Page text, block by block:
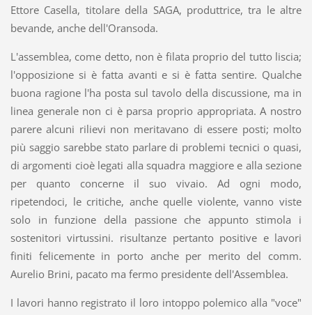
Ettore Casella, titolare della SAGA, produttrice, tra le altre
bevande, anche dell'Oransoda.
L'assemblea, come detto, non è filata proprio del tutto liscia;
l'opposizione si è fatta avanti e si è fatta sentire. Qualche
buona ragione l'ha posta sul tavolo della discussione, ma in
linea generale non ci è parsa proprio appropriata. A nostro
parere alcuni rilievi non meritavano di essere posti; molto
più saggio sarebbe stato parlare di problemi tecnici o quasi,
di argomenti cioè legati alla squadra maggiore e alla sezione
per quanto concerne il suo vivaio. Ad ogni modo,
ripetendoci, le critiche, anche quelle violente, vanno viste
solo in funzione della passione che appunto stimola i
sostenitori virtussini. risultanze pertanto positive e lavori
finiti felicemente in porto anche per merito del comm.
Aurelio Brini, pacato ma fermo presidente dell'Assemblea.
I lavori hanno registrato il loro intoppo polemico alla "voce"